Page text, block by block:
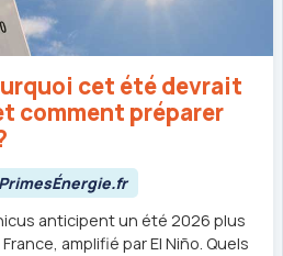
cet été devrait
comment préparer
anticipent un été 2026 plus
amplifié par El Niño. Quels